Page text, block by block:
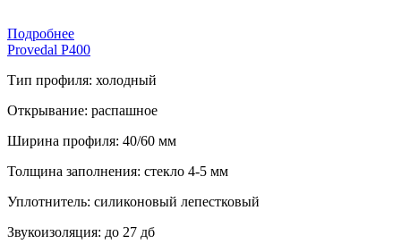
Подробнее
Provedal P400
Тип профиля: холодный
Открывание: распашное
Ширина профиля: 40/60 мм
Толщина заполнения: стекло 4-5 мм
Уплотнитель: силиконовый лепестковый
Звукоизоляция: до 27 дб